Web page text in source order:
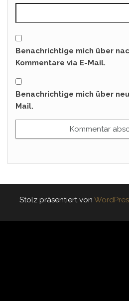
Benachrichtige mich über
Kommentare via E-Mail.
Benachrichtige mich über
Mail.
Stolz präsentiert von